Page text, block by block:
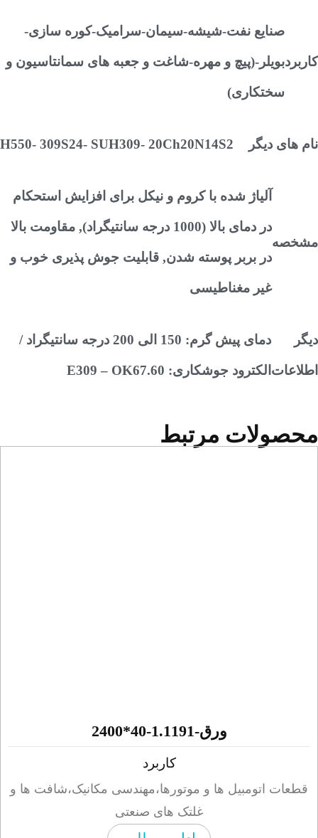
صنایع نفت-شیشه-سیمان-سرامیک-کوره سازی-
بویلر-(پیچ و مهره-شاغت و جعبه های سمانتاسیون و
سختکاری)
دیگر H550- 309S24- SUH309- 20Ch20N14S2
آلیاژ شده با کروم و نیکل برای افزایش استحکام
در دمای بالا (1000 درجه سانتیگراد), مقاومت بالا
در بربر پوسته شدن, قابلیت جوش پذیری خوب و
غیر مغناطیسی
دمای پیش گرم: 150 الی 200 درجه سانتیگراد /
الکترود جوشکاری: E309 – OK67.60
مرتبط
ورق-1.1191-40*2400
کاربرد
اتومبیل ها و موتورها،مهندسی مکانیک،شافت ها و
غلتک های صنعتی